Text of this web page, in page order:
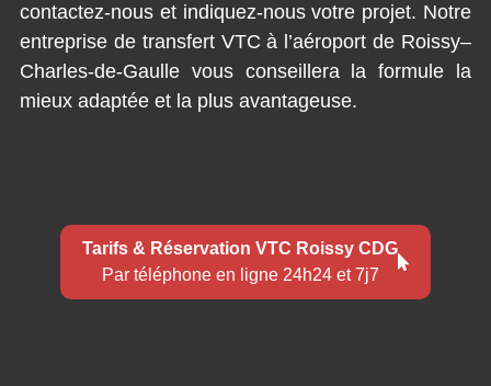
contactez-nous et indiquez-nous votre projet. Notre
entreprise de transfert VTC à l’aéroport de Roissy–
Charles-de-Gaulle vous conseillera la formule la
mieux adaptée et la plus avantageuse.
Tarifs & Réservation VTC Roissy CDG
Par téléphone en ligne 24h24 et 7j7